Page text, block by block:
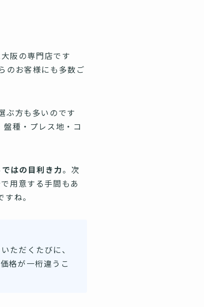
阪の専門店です
のお客様にも多数ご
ぶ方も多いのです
種・プレス地・コ
はの目利き力。次
用意する手間もあ
ね。
ただくたびに、
格が一桁違うこ